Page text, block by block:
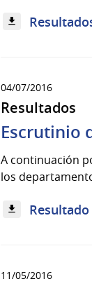
04/07/2016
Resultados
Escrutinio
A continuación
los
11/05/2016